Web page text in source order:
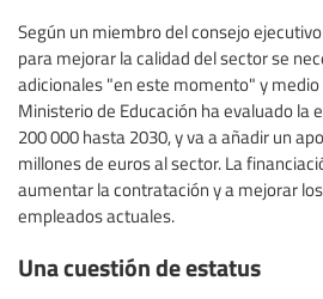
Según un miembro del consejo ejecutivo
para mejorar la calidad del sector se
adicionales "en este momento" y medio
Ministerio de Educación ha evaluado la
200 000 hasta 2030, y va a añadir un
millones de euros al sector. La
aumentar la contratación y a mejorar
empleados actuales.
Una cuestión de estatus